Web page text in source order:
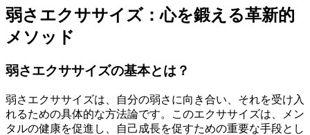
弱さエクササイズ：心を鍛える革新的
メソッド
弱さエクササイズの基本とは？
弱さエクササイズは、自分の弱さに向き合い、それを受け入
れるための具体的な方法論です。このエクササイズは、メン
タルの健康を促進し、自己成長を促すための重要な手段とし